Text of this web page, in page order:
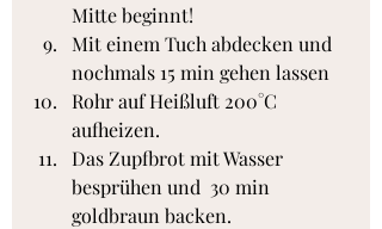
Mitte beginnt!
Mit einem Tuch abdecken und
nochmals 15 min gehen lassen
Rohr auf Heißluft 200°C
aufheizen.
Das Zupfbrot mit Wasser
besprühen und  30 min
goldbraun backen.